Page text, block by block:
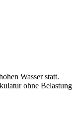
Wasser statt.
ohne Belastung